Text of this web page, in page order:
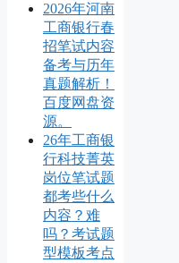
2026年河南
工商银行春
招笔试内容
备考与历年
真题解析！
百度网盘资
源。
26年工商银
行科技菁英
岗位笔试题
都考些什么
内容？难
吗？考试题
型模板考点